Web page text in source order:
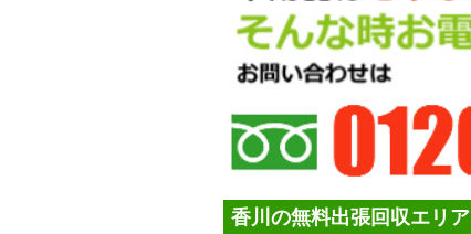
香川の無料出張回収エリア